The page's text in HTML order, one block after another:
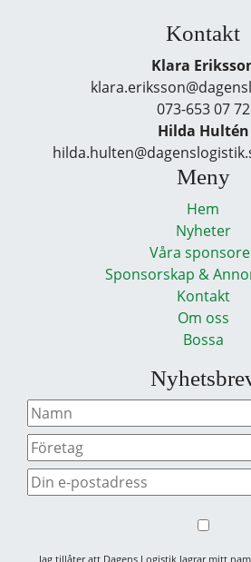
Kontakt
Klara
073-653 07 72
Hilda Hultén
Meny
Hem
Nyheter
Våra
Sponsorskap &
Kontakt
Om oss
Bossa
Jag tillåter att Dagens Logistik lagrar mitt